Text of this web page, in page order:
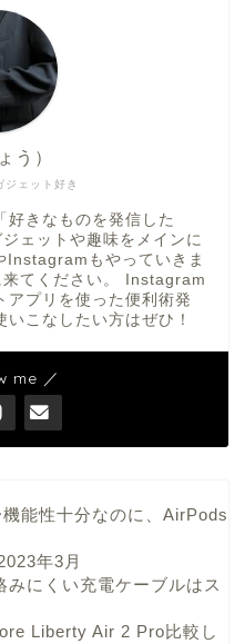
ェット好き
う）
好きなものを発信した
ェットや趣味をメインに
もやっていきま
てください。 Instagram
プリを使った便利術発
こなしたい方はぜひ！
me ／
能性十分なのに、AirPods
年3月
にくい充電ケーブルはス
Liberty Air 2 Pro比較し